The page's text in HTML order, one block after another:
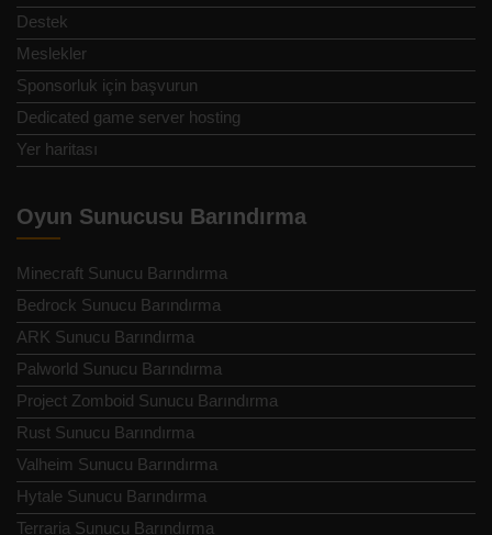
Destek
Meslekler
Sponsorluk için başvurun
Dedicated game server hosting
Yer haritası
Oyun Sunucusu Barındırma
Minecraft Sunucu Barındırma
Bedrock Sunucu Barındırma
ARK Sunucu Barındırma
Palworld Sunucu Barındırma
Project Zomboid Sunucu Barındırma
Rust Sunucu Barındırma
Valheim Sunucu Barındırma
Hytale Sunucu Barındırma
Terraria Sunucu Barındırma